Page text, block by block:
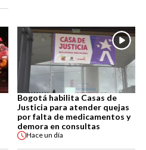
Bogotá habilita Casas de
Justicia para atender quejas
por falta de medicamentos y
demora en consultas
Haceun día